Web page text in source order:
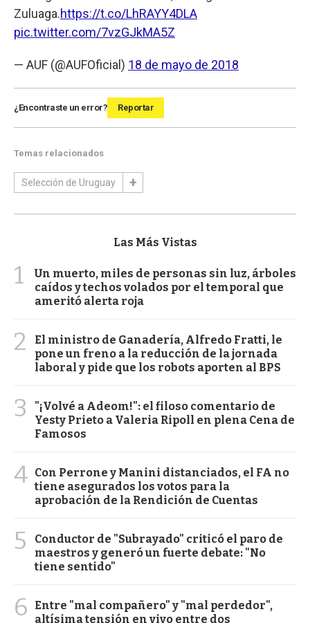
Zuluaga.https://t.co/LhRAYY4DLA
pic.twitter.com/7vzGJkMA5Z
— AUF (@AUFOficial) 18 de mayo de 2018
¿Encontraste un error? Reportar
Temas relacionados
Selección de Uruguay
Las Más Vistas
1
Un muerto, miles de personas sin luz, árboles
caídos y techos volados por el temporal que
ameritó alerta roja
2
El ministro de Ganadería, Alfredo Fratti, le
pone un freno a la reducción de la jornada
laboral y pide que los robots aporten al BPS
3
"¡Volvé a Adeom!": el filoso comentario de
Yesty Prieto a Valeria Ripoll en plena Cena de
Famosos
4 Con Perrone y Manini distanciados, el FA no
tiene asegurados los votos para la
aprobación de la Rendición de Cuentas
5
Conductor de "Subrayado" criticó el paro de
maestros y generó un fuerte debate: "No
tiene sentido"
6
Entre "mal compañero" y "mal perdedor",
altísima tensión en vivo entre dos